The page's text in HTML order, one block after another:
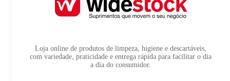
Loja online de produtos de limpeza, higiene e descartáveis,
com variedade, praticidade e entrega rápida para facilitar o dia
a dia do consumidor.